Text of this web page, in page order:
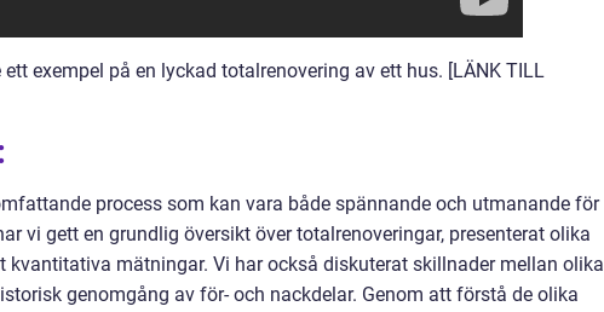
ett exempel på en lyckad totalrenovering av ett hus. [LÄNK TILL
process som kan vara både spännande och utmanande för
vi gett en grundlig översikt över totalrenoveringar, presenterat olika
kvantitativa mätningar. Vi har också diskuterat skillnader mellan olika
genomgång av för- och nackdelar. Genom att förstå de olika